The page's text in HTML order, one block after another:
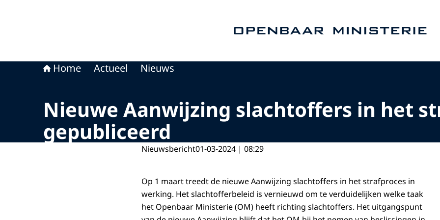
Home Actueel Nieuws
Nieuwe Aanwijzing slachtoffers in het
gepubliceerd
Nieuwsbericht01-03-2024 | 08:29
Op 1 maart treedt de nieuwe Aanwijzing slachtoffers in het strafproces in
werking. Het slachtofferbeleid is vernieuwd om te verduidelijken welke taak
het Openbaar Ministerie (OM) heeft richting slachtoffers. Het uitgangspunt